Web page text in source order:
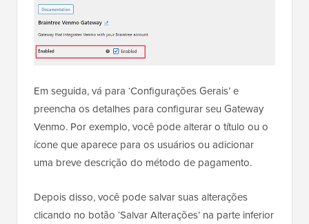
Em seguida, vá para ‘Configurações Gerais’ e
preencha os detalhes para configurar seu Gateway
Venmo. Por exemplo, você pode alterar o título ou o
ícone que aparece para os usuários ou adicionar
uma breve descrição do método de pagamento.
Depois disso, você pode salvar suas alterações
clicando no botão ‘Salvar Alterações’ na parte inferior